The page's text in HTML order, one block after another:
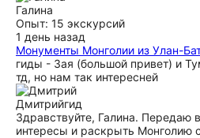
Галина
Опыт: 15 экскурсий
1 день назад
Монументы Монголии из Улан-
гиды - Зая (большой привет) и
тд, но нам так интересней
Дмитрийгид
Здравствуйте, Галина. Передаю
интересы и раскрыть Монголию